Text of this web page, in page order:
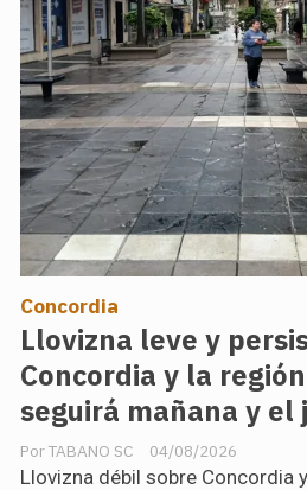
Llovizna leve y
Concordia y la
seguirá mañana y el
TABANO SC
Concordia
04/08/2026
Llovizna débil sobre Concordia